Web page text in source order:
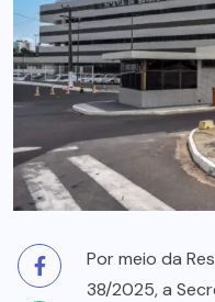
Por meio da
38/2025, a